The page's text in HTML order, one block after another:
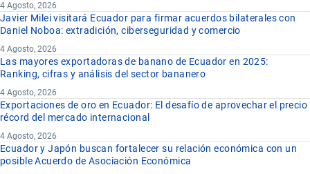
4 Agosto, 2026
Javier Milei visitará Ecuador para firmar acuerdos bilaterales con
Daniel Noboa: extradición, ciberseguridad y comercio
4 Agosto, 2026
Las mayores exportadoras de banano de Ecuador en 2025:
Ranking, cifras y análisis del sector bananero
4 Agosto, 2026
Exportaciones de oro en Ecuador: El desafío de aprovechar el precio
récord del mercado internacional
4 Agosto, 2026
Ecuador y Japón buscan fortalecer su relación económica con un
posible Acuerdo de Asociación Económica